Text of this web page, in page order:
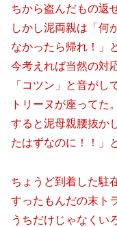
ちから盗んだもの返
しかし泥両親は「何
なかったら帰れ！」
今考えれば当然の対
「コツン」と音がし
トリーヌが座ってた。
すると泥母親腰抜か
たはずなのに！！」
ちょうど到着した駐
すったもんだの末ト
うちだけじゃなくい